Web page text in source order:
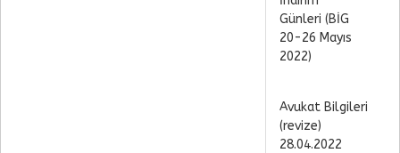
Günleri (BİG
20-26 Mayıs
2022)
Avukat Bilgileri
(revize)
28.04.2022